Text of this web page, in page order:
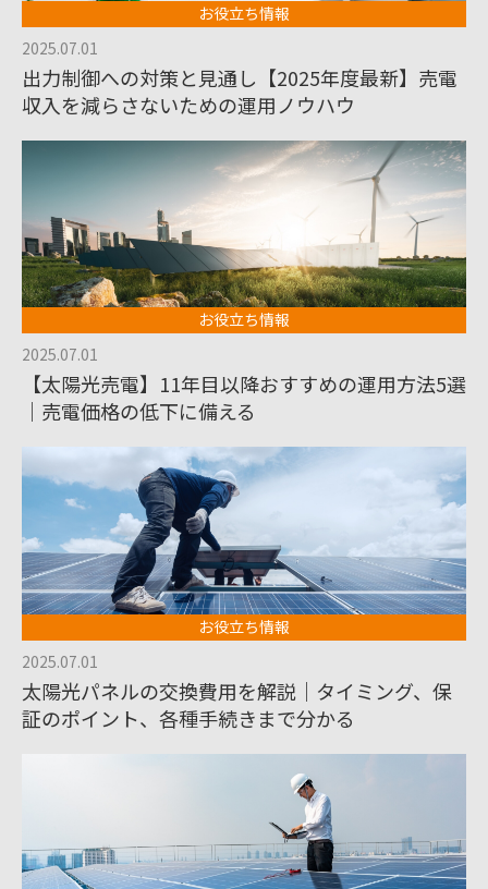
お役立ち情報
2025.07.01
出力制御への対策と見通し【2025年度最新】売電
収入を減らさないための運用ノウハウ
お役立ち情報
2025.07.01
【太陽光売電】11年目以降おすすめの運用方法5選
｜売電価格の低下に備える
お役立ち情報
2025.07.01
太陽光パネルの交換費用を解説｜タイミング、保
証のポイント、各種手続きまで分かる